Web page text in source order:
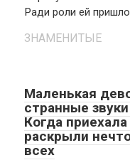
Ради роли ей
ЗНАМЕНИТЫЕ
Маленькая
странные
Когда
раскрыли
всех